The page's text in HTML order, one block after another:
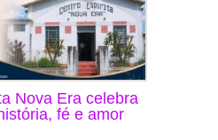
Nova Era celebra
fé e amor